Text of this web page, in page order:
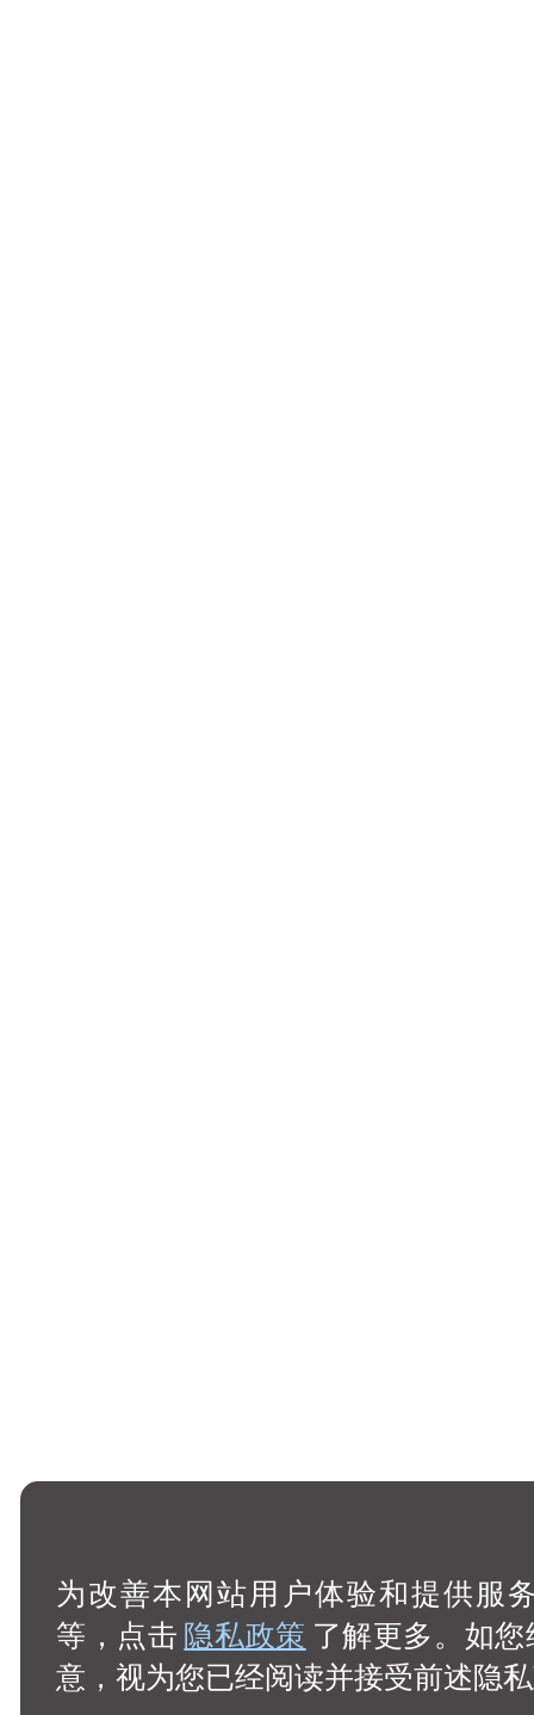
为改善本网站用户体验和提供服
等，点击隐私政策 了解更多。如
意，视为您已经阅读并接受前述隐